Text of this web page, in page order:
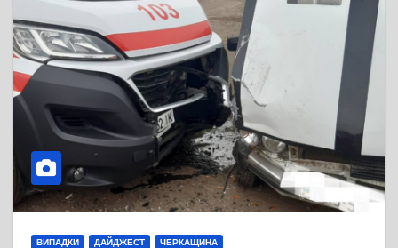
ВИПАДКИ ДАЙДЖЕСТ ЧЕРКАЩИНА